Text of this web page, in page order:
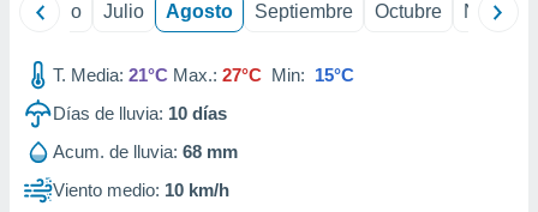
Junio Julio Agosto Septiembre Octubre
T. Media: 21°C Max.: 27°C Min: 15°C
Días de lluvia: 10 días
Acum. de lluvia: 68 mm
Viento medio: 10 km/h